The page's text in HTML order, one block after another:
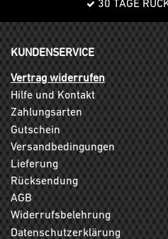
30 TAGE
KUNDENSERVICE
Vertrag widerrufen
Hilfe und Kontakt
Zahlungsarten
Gutschein
Versandbedingungen
Lieferung
Rücksendung
AGB
Widerrufsbelehrung
Datenschutzerklärung